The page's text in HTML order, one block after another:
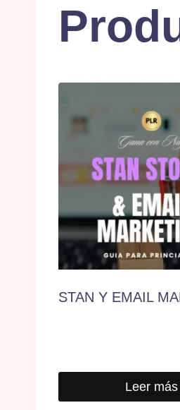
STAN Y EMAIL
Leer más